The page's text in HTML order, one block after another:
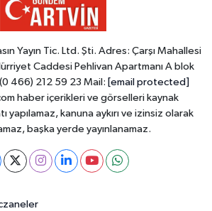
Yayın Tic. Ltd. Şti. Adres: Çarşı Mahallesi
Caddesi Pehlivan Apartmanı A blok
(0 466) 212 59 23 Mail: [email protected]
haber içerikleri ve görselleri kaynak
yapılamaz, kanuna aykırı ve izinsiz olarak
başka yerde yayınlanamaz.